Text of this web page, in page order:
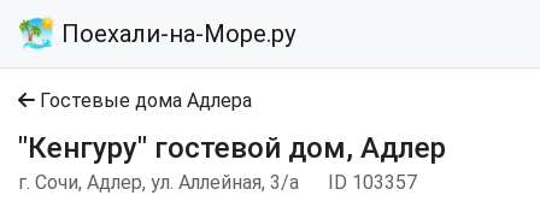
Поехали-на-Море.ру
Гостевые дома Адлера
"Кенгуру" гостевой дом, Адлер
г. Сочи, Адлер, ул. Аллейная, 3/а ID 103357